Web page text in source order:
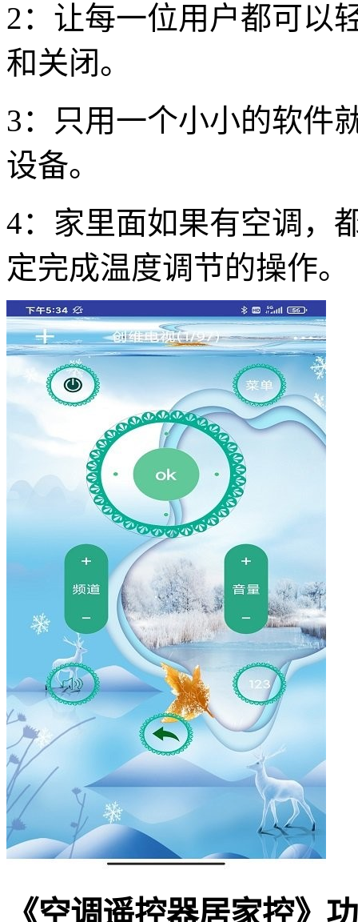
2：让每一位用户都可以
和关闭。
3：只用一个小小的软件
设备。
4：家里面如果有空调，
定完成温度调节的操作。
《空调遥控器居家控》